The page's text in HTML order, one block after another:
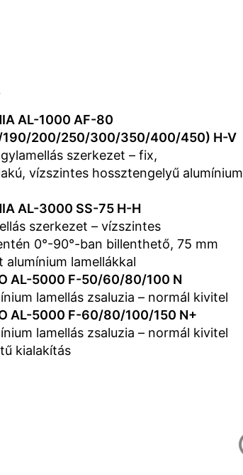
AL-1000 AF-80
190/200/250/300/350/400/450) H-V
szerkezet – fix,
vízszintes hossztengelyű alumínium
AL-3000 SS-75 H-H
szerkezet – vízszintes
0°-90°-ban billenthető, 75 mm
alumínium lamellákkal
AL-5000 F-50/60/80/100 N
lamellás zsaluzia – normál kivitel
AL-5000 F-60/80/100/150 N+
lamellás zsaluzia – normál kivitel
kialakítás